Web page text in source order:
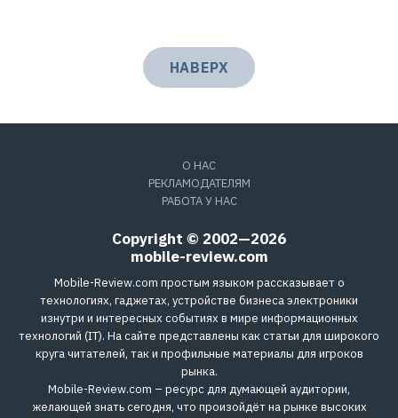
НАВЕРХ
О НАС
РЕКЛАМОДАТЕЛЯМ
РАБОТА У НАС
Copyright © 2002—2026
mobile-review.com
Mobile-Review.com простым языком рассказывает о
технологиях, гаджетах, устройстве бизнеса электроники
изнутри и интересных событиях в мире информационных
технологий (IT). На сайте представлены как статьи для широкого
круга читателей, так и профильные материалы для игроков
рынка.
Mobile-Review.com – ресурс для думающей аудитории,
желающей знать сегодня, что произойдёт на рынке высоких